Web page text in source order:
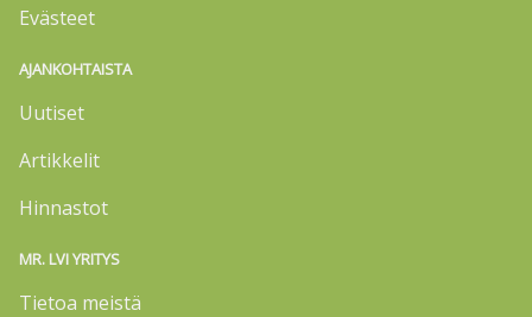
Evästeet
AJANKOHTAISTA
Uutiset
Artikkelit
Hinnastot
MR. LVI YRITYS
Tietoa meistä